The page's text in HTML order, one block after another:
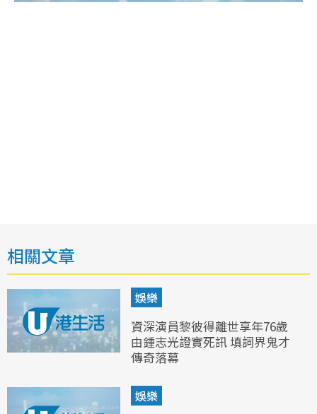
相關文章
娛樂
資深演員黎彼得離世享年76歲
由鍾志光證實死訊 填詞界鬼才
傳奇落幕
娛樂